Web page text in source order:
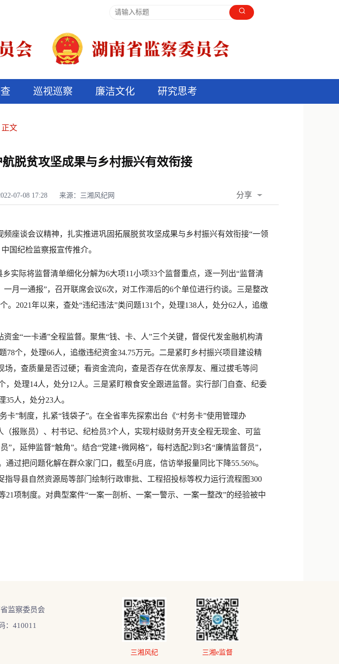
巡视巡察 廉洁文化 研究思考
正文
脱贫攻坚成果与乡村振兴有效衔接
07-08 17:28 来源：三湘风纪网 分享
新浪微博
微信
谈会议精神，扎实推进巩固拓展脱贫攻坚成果与乡村振兴有效衔接“一领
国纪检监察报宣传推介。
际将监督清单细化分解为6大项11小项33个监督重点，逐一列出“监督清
月一通报”，召开联席会议6次，对工作滞后的6个单位进行约谈。三是整改
2021年以来，查处“违纪违法”类问题131个，处理138人，处分62人，追缴
“一卡通”全程监督。聚焦“钱、卡、人”三个关键，督促代发金融机构清
78个，处理66人，追缴违纪资金34.75万元。二是紧盯乡村振兴项目建设精
，查质量是否过硬；看资金流向，查是否存在优亲厚友、雁过拔毛等问
处理14人，处分12人。三是紧盯粮食安全跟进监督。实行部门自查、纪委
人，处分23人。
”制度，扎紧“钱袋子”。在全省率先探索出台《“村务卡”使用管理办
报账员）、村书记、纪检员3个人，实现村级财务开支全程无现金、可监
，延伸监督“触角”。结合“党建+微网格”，每村选配2到3名“廉情监督员”，
过把问题化解在群众家门口，截至6月底，信访举报量同比下降55.56%。
导县自然资源局等部门绘制行政审批、工程招投标等权力运行流程图300
项制度。对典型案件“一案一剖析、一案一警示、一案一整改”的经验被中
监察委员会
：410011
三湘风纪 三湘e监督